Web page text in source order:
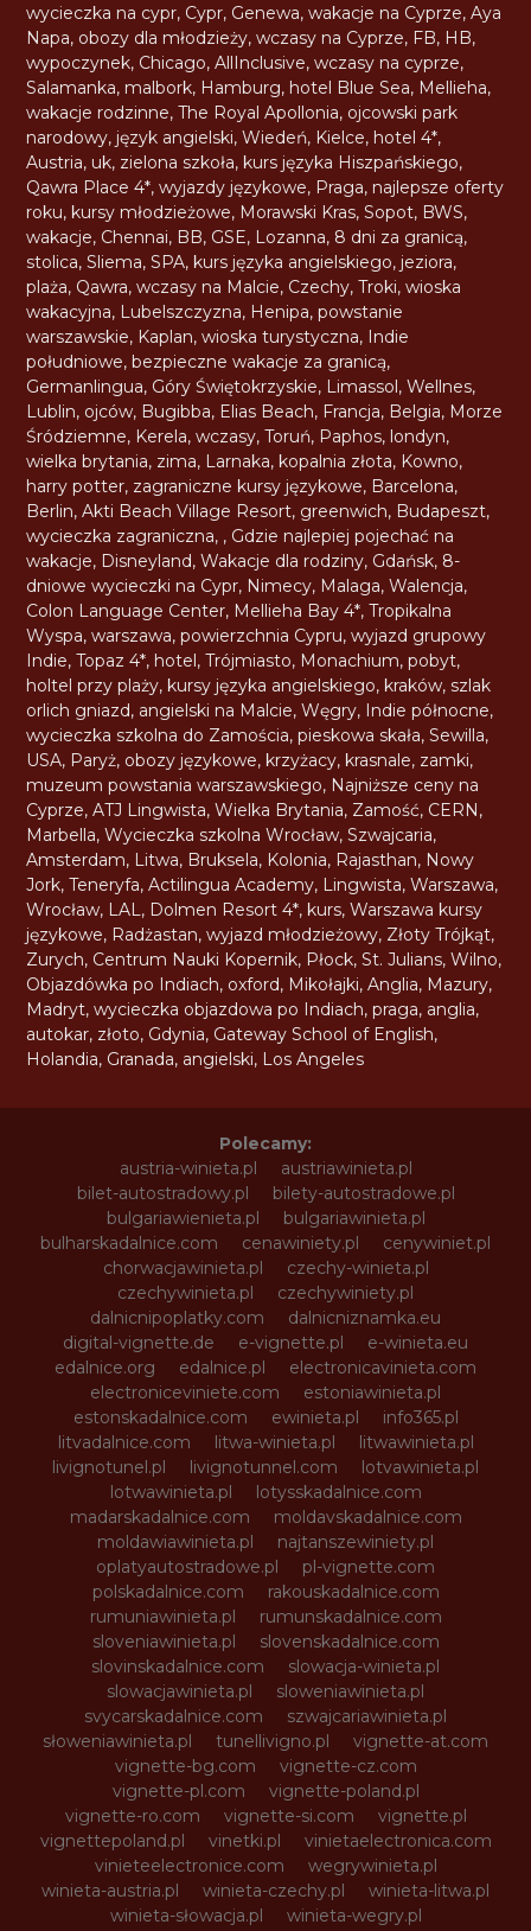
wycieczka na cypr, Cypr, Genewa,wakacje na Cyprze,Aya
Napa, obozy dla młodzieży,wczasy na Cyprze, FB, HB,
wypoczynek, Chicago,AllInclusive,wczasy na cyprze,
Salamanka, malbork, Hamburg, hotel Blue Sea, Mellieha,
wakacje rodzinne,The Royal Apollonia, ojcowski park
narodowy, język angielski,Wiedeń, Kielce, hotel 4*,
Austria, uk, zielona szkoła, kurs języka Hiszpańskiego,
Qawra Place 4*,wyjazdy językowe, Praga, najlepsze oferty
roku, kursy młodzieżowe, Morawski Kras,Sopot, BWS,
wakacje, Chennai, BB, GSE, Lozanna, 8 dni za granicą,
stolica,Sliema,SPA, kurs języka angielskiego, jeziora,
plaża, Qawra,wczasy na Malcie, Czechy,Troki,wioska
wakacyjna, Lubelszczyzna, Henipa,powstanie
warszawskie, Kaplan,wioska turystyczna, Indie
południowe,bezpieczne wakacje za granicą,
Germanlingua, Góry Świętokrzyskie, Limassol,Wellnes,
Lublin, ojców, Bugibba, Elias Beach, Francja, Belgia, Morze
Śródziemne, Kerela,wczasy,Toruń, Paphos, londyn,
wielka brytania, zima, Larnaka, kopalnia złota, Kowno,
harry potter, zagraniczne kursy językowe, Barcelona,
Berlin,Akti Beach Village Resort, greenwich, Budapeszt,
wycieczka zagraniczna, , Gdzie najlepiej pojechać na
wakacje, Disneyland,Wakacje dla rodziny, Gdańsk, 8-
dniowe wycieczki na Cypr, Nimecy, Malaga,Walencja,
Colon Language Center, Mellieha Bay 4*,Tropikalna
Wyspa,warszawa,powierzchnia Cypru,wyjazd grupowy
Indie,Topaz 4*, hotel,Trójmiasto, Monachium,pobyt,
holtel przy plaży, kursy języka angielskiego, kraków,szlak
orlich gniazd, angielski na Malcie,Węgry, Indie północne,
wycieczka szkolna do Zamościa,pieskowa skała,Sewilla,
USA, Paryż, obozy językowe, krzyżacy, krasnale, zamki,
muzeum powstania warszawskiego, Najniższe ceny na
Cyprze,ATJ Lingwista,Wielka Brytania, Zamość, CERN,
Marbella,Wycieczka szkolna Wrocław,Szwajcaria,
Amsterdam, Litwa, Bruksela, Kolonia, Rajasthan, Nowy
Jork,Teneryfa,Actilingua Academy, Lingwista,Warszawa,
Wrocław, LAL, Dolmen Resort 4*, kurs,Warszawa kursy
językowe, Radżastan,wyjazd młodzieżowy, Złoty Trójkąt,
Zurych, Centrum Nauki Kopernik, Płock,St. Julians,Wilno,
Objazdówka po Indiach, oxford, Mikołajki,Anglia, Mazury,
Madryt,wycieczka objazdowa po Indiach,praga, anglia,
autokar, złoto, Gdynia, Gateway School of English,
Holandia, Granada, angielski, Los Angeles
Polecamy:
austria-winieta.pl
austriawinieta.pl
bilet-autostradowy.pl
bilety-autostradowe.pl
bulgariawienieta.pl
bulgariawinieta.pl
bulharskadalnice.com
cenawiniety.pl
cenywiniet.pl
chorwacjawinieta.pl
czechy-winieta.pl
czechywinieta.pl
czechywiniety.pl
dalnicnipoplatky.com
dalnicniznamka.eu
digital-vignette.de
e-vignette.pl
e-winieta.eu
edalnice.org
edalnice.pl
electronicavinieta.com
electroniceviniete.com
estoniawinieta.pl
estonskadalnice.com
ewinieta.pl
info365.pl
litvadalnice.com
litwa-winieta.pl
litwawinieta.pl
livignotunel.pl
livignotunnel.com
lotvawinieta.pl
lotwawinieta.pl
lotysskadalnice.com
madarskadalnice.com
moldavskadalnice.com
moldawiawinieta.pl
najtanszewiniety.pl
oplatyautostradowe.pl
pl-vignette.com
polskadalnice.com
rakouskadalnice.com
rumuniawinieta.pl
rumunskadalnice.com
sloveniawinieta.pl
slovenskadalnice.com
slovinskadalnice.com
slowacja-winieta.pl
slowacjawinieta.pl
sloweniawinieta.pl
svycarskadalnice.com
szwajcariawinieta.pl
słoweniawinieta.pl
tunellivigno.pl
vignette-at.com
vignette-bg.com
vignette-cz.com
vignette-pl.com
vignette-poland.pl
vignette-ro.com
vignette-si.com
vignette.pl
vignettepoland.pl
vinetki.pl
vinietaelectronica.com
vinieteelectronice.com
wegrywinieta.pl
winieta-austria.pl
winieta-czechy.pl
winieta-litwa.pl
winieta-słowacja.pl
winieta-wegry.pl